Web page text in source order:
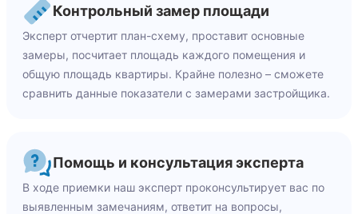
Контрольный замер площади
Эксперт отчертит план-схему, проставит основные
замеры, посчитает площадь каждого помещения и
общую площадь квартиры. Крайне полезно – сможете
сравнить данные показатели с замерами застройщика.
Помощь и консультация эксперта
В ходе приемки наш эксперт проконсультирует вас по
выявленным замечаниям, ответит на вопросы,